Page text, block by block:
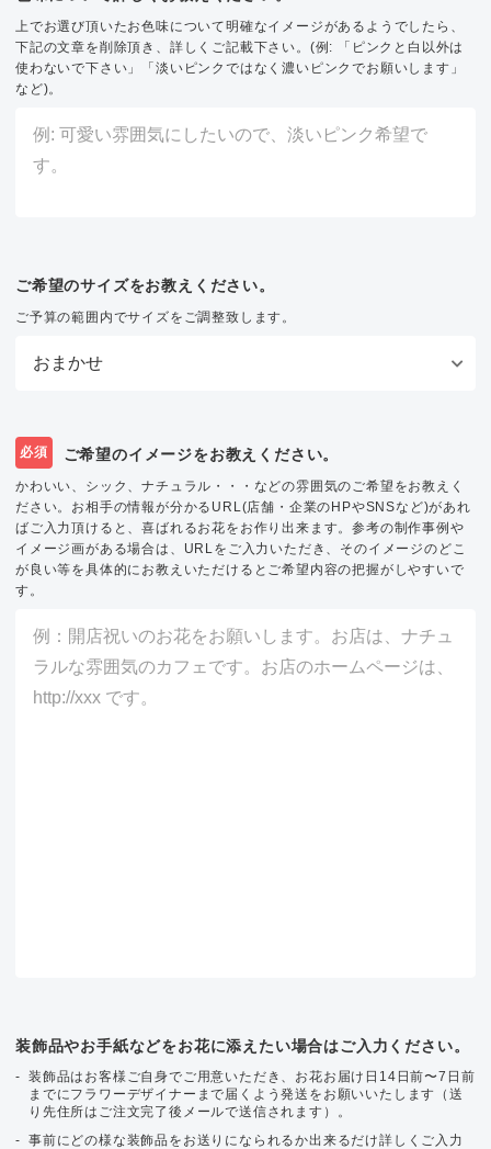
上でお選び頂いたお色味について明確なイメージがあるようでしたら、
下記の文章を削除頂き、詳しくご記載下さい。(例: 「ピンクと白以外は
使わないで下さい」「淡いピンクではなく濃いピンクでお願いします」
など)。
ご希望のサイズをお教えください。
ご予算の範囲内でサイズをご調整致します。
必須 ご希望のイメージをお教えください。
かわいい、シック、ナチュラル・・・などの雰囲気のご希望をお教えく
ださい。お相手の情報が分かるURL(店舗・企業のHPやSNSなど)があれ
ばご入力頂けると、喜ばれるお花をお作り出来ます。参考の制作事例や
イメージ画がある場合は、URLをご入力いただき、そのイメージのどこ
が良い等を具体的にお教えいただけるとご希望内容の把握がしやすいで
す。
装飾品やお手紙などをお花に添えたい場合はご入力ください。
装飾品はお客様ご自身でご用意いただき、お花お届け日14日前〜7日前
までにフラワーデザイナーまで届くよう発送をお願いいたします（送
り先住所はご注文完了後メールで送信されます）。
事前にどの様な装飾品をお送りになられるか出来るだけ詳しくご入力